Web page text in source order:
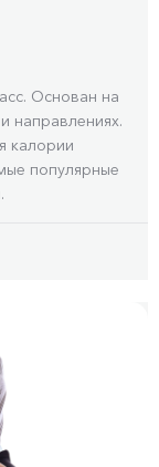
Основан на
направлениях.
калории
популярные